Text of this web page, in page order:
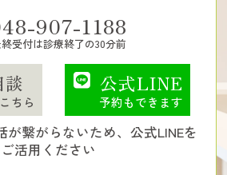
907-1188
受付は診療終了の30分前
ちら
公式LINE
予約もできます
が繋がらないため、公式LINEを
ご活用ください